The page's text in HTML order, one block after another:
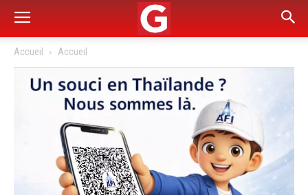
Accueil Accueil